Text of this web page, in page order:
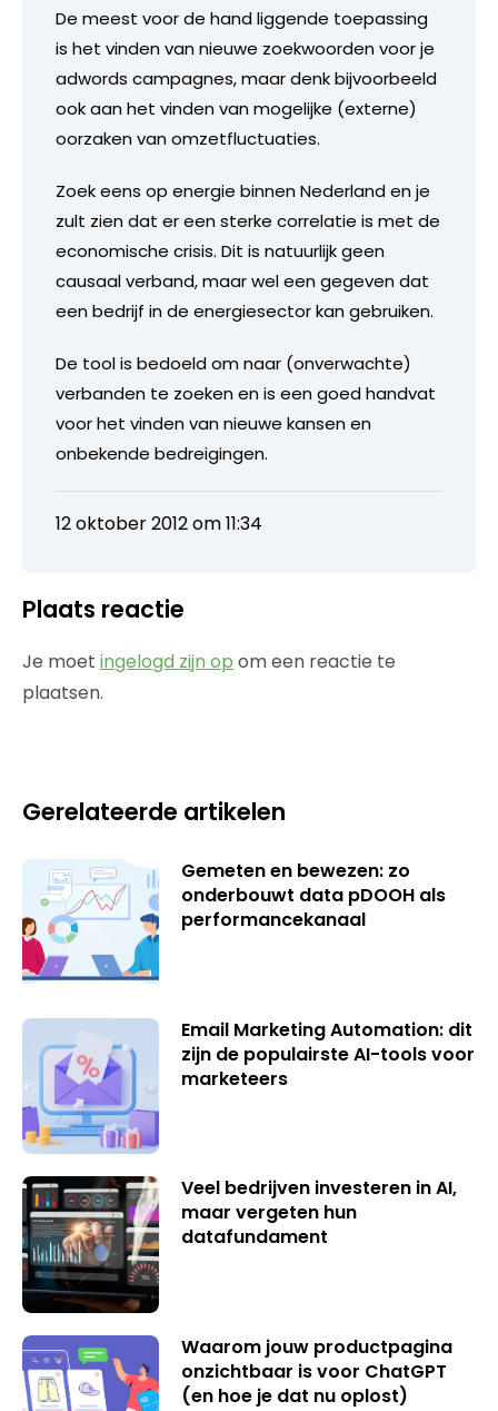
De meest voor de hand liggende toepassing
is het vinden van nieuwe zoekwoorden voor je
adwords campagnes, maar denk bijvoorbeeld
ook aan het vinden van mogelijke (externe)
oorzaken van omzetfluctuaties.
Zoek eens op energie binnen Nederland en je
zult zien dat er een sterke correlatie is met de
economische crisis. Dit is natuurlijk geen
causaal verband, maar wel een gegeven dat
een bedrijf in de energiesector kan gebruiken.
De tool is bedoeld om naar (onverwachte)
verbanden te zoeken en is een goed handvat
voor het vinden van nieuwe kansen en
onbekende bedreigingen.
12 oktober 2012 om 11:34
Plaats reactie
Je moet ingelogd zijn op om een reactie te
plaatsen.
Gerelateerde artikelen
Gemeten en bewezen: zo
onderbouwt data pDOOH als
performancekanaal
Email Marketing Automation: dit
zijn de populairste AI-tools voor
marketeers
Veel bedrijven investeren in AI,
maar vergeten hun
datafundament
Waarom jouw productpagina
onzichtbaar is voor ChatGPT
(en hoe je dat nu oplost)